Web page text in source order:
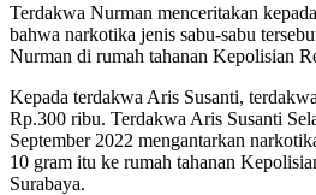
Terdakwa Nurman menceritakan
bahwa narkotika jenis sabu-sabu
Nurman di rumah tahanan Kepolisian
Kepada terdakwa Aris Susanti,
Rp.300 ribu. Terdakwa Aris Susanti
September 2022 mengantarkan
10 gram itu ke rumah tahanan
Surabaya.